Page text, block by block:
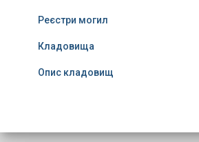
Реєстри могил
Кладовища
Опис кладовищ